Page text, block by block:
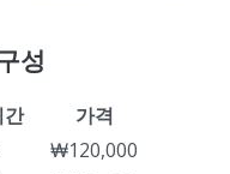
성
가격
₩120,000